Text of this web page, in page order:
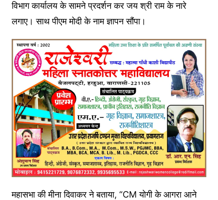
विभाग कार्यालय के सामने प्रदर्शन कर जय श्री राम के नारे
लगाए। साथ पीएम मोदी के नाम ज्ञापन सौंपा।
महासभा की मीना दिवाकर ने बताया, “CM योगी के आगरा आने